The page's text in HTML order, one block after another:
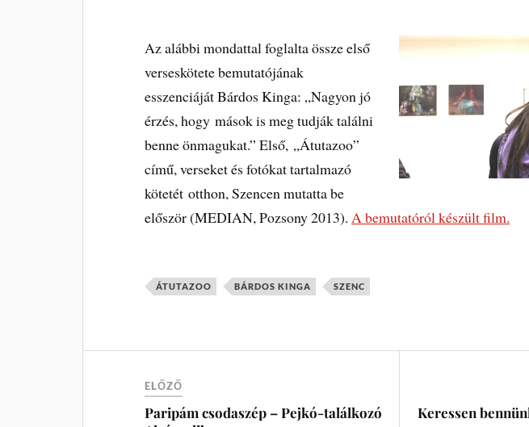
Az alábbi mondattal foglalta össze első
verseskötete bemutatójának
esszenciáját Bárdos Kinga: „Nagyon jó
érzés, hogy mások is meg tudják találni
benne önmagukat.” Első, „Átutazoo”
című, verseket és fotókat tartalmazó
kötetét otthon, Szencen mutatta be
először (MEDIAN, Pozsony 2013).A bemutatóról készült film.
ÁTUTAZOO BÁRDOS KINGA SZENC
ELŐZŐ
Paripám csodaszép – Pejkó-találkozó
Keressen